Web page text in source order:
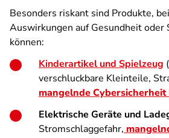
Besonders riskant sind Produkte,
Auswirkungen auf Gesundheit oder
können:
Kinderartikel und Spielzeug
verschluckbare Kleinteile,
mangelnde Cybersicherheit
Elektrische Geräte und
Stromschlaggefahr,